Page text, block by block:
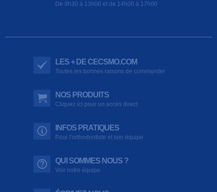
De 9h30 à 13h00 et de 14h00 à 17h00
LES + DE CECSMO.COM
Toutes les bonnes raisons de commander
NOS PRODUITS
Cliquez ici pour un accès direct
INFOS PRATIQUES
Pour l'orthodontiste et son équipe
QUI SOMMES NOUS ?
Voir notre équipe